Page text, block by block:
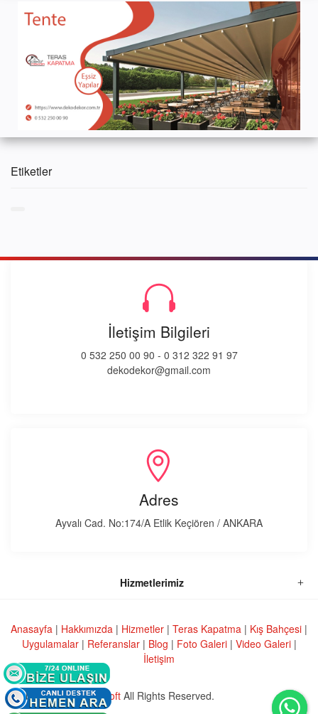
Etiketler
İletişim Bilgileri
0 532 250 00 90 - 0 312 322 91 97
dekodekor@gmail.com
Adres
Ayvalı Cad. No:174/A Etlik Keçiören / ANKARA
Hizmetlerimiz
Anasayfa | Hakkımızda | Hizmetler | Teras Kapatma | Kış Bahçesi |
Uygulamalar| Referanslar| Blog | Foto Galeri| Video Galeri|
İletişim
Web DesignDinamiksoft All Rights Reserved.